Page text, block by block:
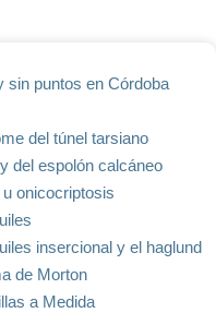
sin puntos en Córdoba
del túnel tarsiano
del espolón calcáneo
onicocriptosis
insercional y el haglund
de Morton
a Medida